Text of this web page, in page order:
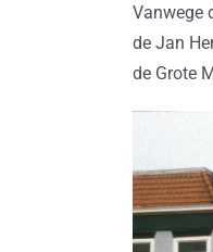
Vanwege
de Jan
de Grote